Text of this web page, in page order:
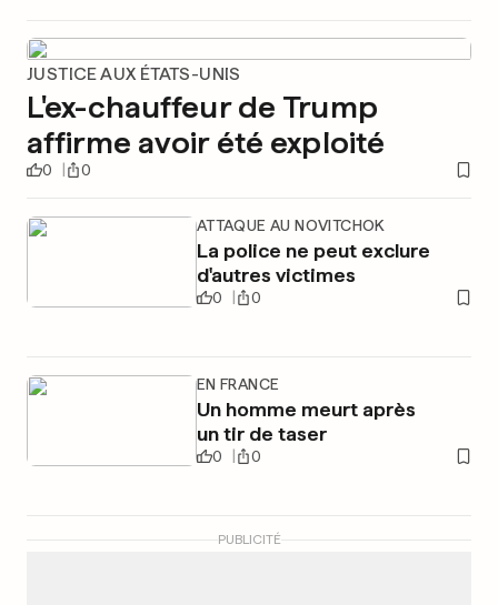
JUSTICE AUX ÉTATS-UNIS
L'ex-chauffeur de Trump
affirme avoir été exploité
0 0
ATTAQUE AU NOVITCHOK
La police ne peut exclure
d'autres victimes
0 0
EN FRANCE
Un homme meurt après
un tir de taser
0 0
PUBLICITÉ